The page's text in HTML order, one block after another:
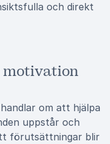
och direkt
motivation
om att hjälpa
uppstår och
förutsättningar blir